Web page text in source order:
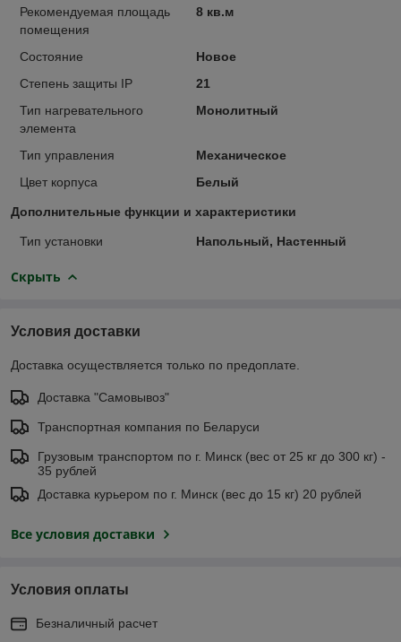
Рекомендуемая площадь
помещения
8 кв.м
Состояние
Новое
Степень защиты IP
21
Тип нагревательного
элемента
Монолитный
Тип управления
Механическое
Цвет корпуса
Белый
Дополнительные функции и характеристики
Тип установки Напольный, Настенный
Скрыть
Условия доставки
Доставка осуществляется только по предоплате.
Доставка "Самовывоз"
Транспортная компания по Беларуси
Грузовым транспортом по г. Минск (вес от 25 кг до 300 кг) -
35 рублей
Доставка курьером по г. Минск (вес до 15 кг) 20 рублей
Все условия доставки
Условия оплаты
Безналичный расчет